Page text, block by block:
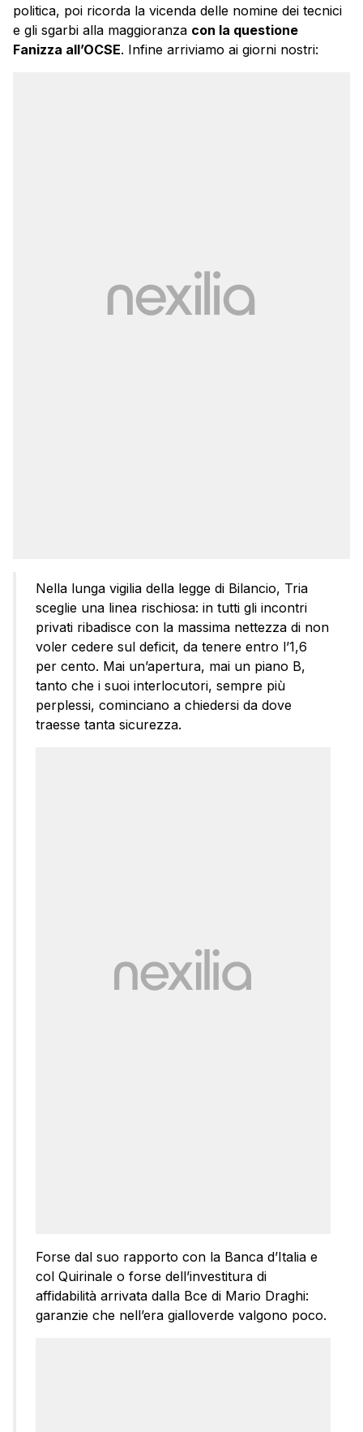
politica, poi ricorda la vicenda delle nomine dei tecnici
e gli sgarbi alla maggioranza con la questione
Fanizza all’OCSE. Infine arriviamo ai giorni nostri:
Nella lunga vigilia della legge di Bilancio, Tria
sceglie una linea rischiosa: in tutti gli incontri
privati ribadisce con la massima nettezza di non
voler cedere sul deficit, da tenere entro l’1,6
per cento. Mai un’apertura, mai un piano B,
tanto che i suoi interlocutori, sempre più
perplessi, cominciano a chiedersi da dove
traesse tanta sicurezza.
Forse dal suo rapporto con la Banca d’Italia e
col Quirinale o forse dell’investitura di
affidabilità arrivata dalla Bce di Mario Draghi:
garanzie che nell’era gialloverde valgono poco.